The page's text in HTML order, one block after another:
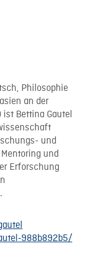
Philosophie
an der
Bettina Gautel
und
und
Erforschung
988b892b5/